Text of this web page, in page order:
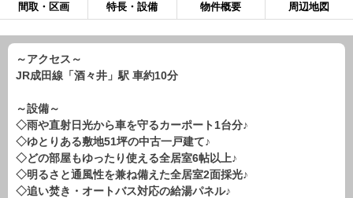
間取・区画 特長・設備 物件概要 周辺地図
～アクセス～
JR成田線「酒々井」駅 車約10分
～設備～
◇雨や直射日光から車を守るカーポート1台分♪
◇ゆとりある敷地51坪の中古一戸建て♪
◇どの部屋もゆったり使える全居室6帖以上♪
◇明るさと通風性を兼ね備えた全居室2面採光♪
◇追い焚き・オートバス対応の給湯パネル♪
千葉本店 松戸支店
神奈川支店
沖縄支店
売却査定 会社案内
お問い合わせ サイトマップ
プライバシーポリシー